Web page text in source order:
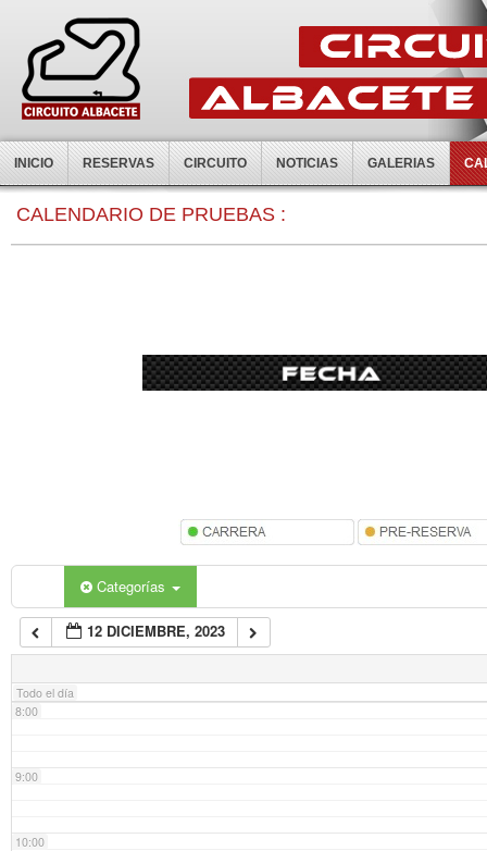
INICIO RESERVAS CIRCUITO NOTICIAS GALERIAS
CALENDARIO DE PRUEBAS :
Categorías
12 DICIEMBRE, 2023
Todo el día
0:00
7:00
8:00
9:00
10:00